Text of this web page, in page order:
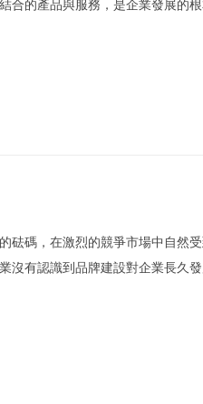
合的產品與服務，是企業發展的
碼，在激烈的競爭市場中自然受
沒有認識到品牌建設對企業長久